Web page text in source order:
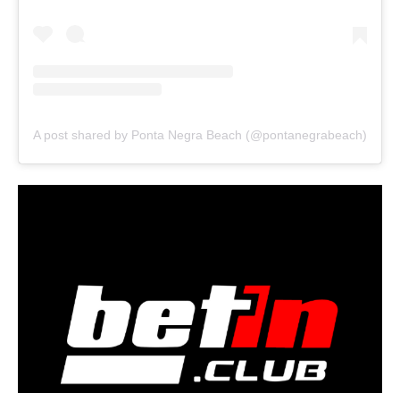
A post shared by Ponta Negra Beach (@pontanegrabeach)